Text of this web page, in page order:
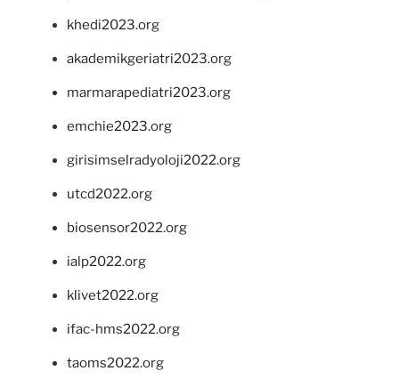
khedi2023.org
akademikgeriatri2023.org
marmarapediatri2023.org
emchie2023.org
girisimselradyoloji2022.org
utcd2022.org
biosensor2022.org
ialp2022.org
klivet2022.org
ifac-hms2022.org
taoms2022.org